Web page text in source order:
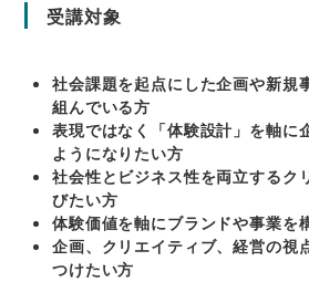
受講対象
社会課題を起点にした企画や新規
組んでいる方
表現ではなく「体験設計」を軸に
ようになりたい方
社会性とビジネス性を両立するク
びたい方
体験価値を軸にブランドや事業を
企画、クリエイティブ、経営の視
つけたい方